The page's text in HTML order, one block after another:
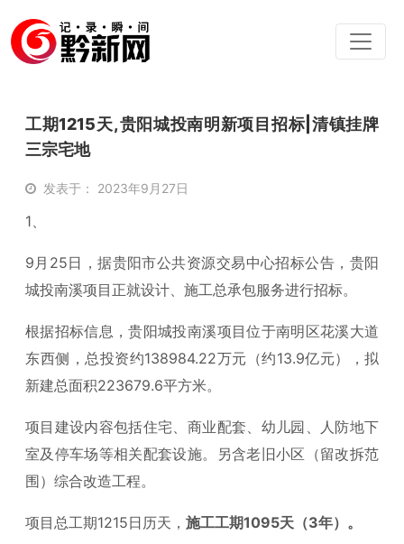
工期1215天,贵阳城投南明新项目招标|清镇挂牌
三宗宅地
发表于： 2023年9月27日
1、
9月25日，据贵阳市公共资源交易中心招标公告，贵阳
城投南溪项目正就设计、施工总承包服务进行招标。
根据招标信息，贵阳城投南溪项目位于南明区花溪大道
东西侧，总投资约138984.22万元（约13.9亿元），拟
新建总面积223679.6平方米。
项目建设内容包括住宅、商业配套、幼儿园、人防地下
室及停车场等相关配套设施。另含老旧小区（留改拆范
围）综合改造工程。
项目总工期1215日历天， 施工工期1095天（3年）。